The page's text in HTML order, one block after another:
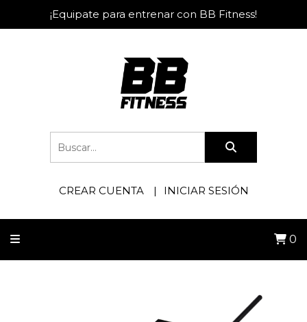
¡Equipate para entrenar con BB Fitness!
CREAR CUENTA INICIAR SESIÓN
0